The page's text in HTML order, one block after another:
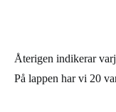
Återigen indikerar
På lappen har vi 20